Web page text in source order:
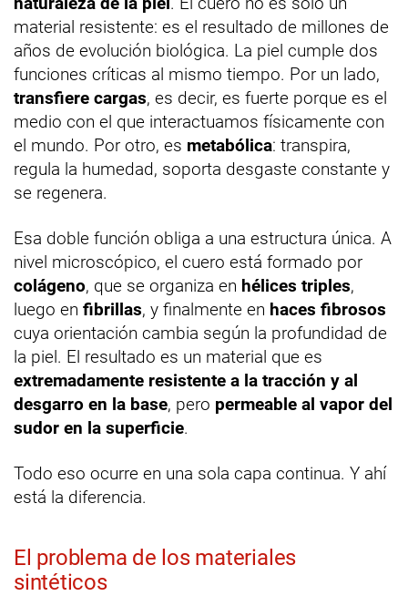
material resistente: es el resultado de millones de
años de evolución biológica. La piel cumple dos
funciones críticas al mismo tiempo. Por un lado,
transfiere cargas, es decir, es fuerte porque es el
medio con el que interactuamos físicamente con
el mundo. Por otro, es metabólica: transpira,
regula la humedad, soporta desgaste constante y
se regenera.
Esa doble función obliga a una estructura única. A
nivel microscópico, el cuero está formado por
colágeno, que se organiza en hélices triples,
luego en fibrillas, y finalmente en haces fibrosos
cuya orientación cambia según la profundidad de
la piel. El resultado es un material que es
extremadamente resistente a la tracción y al
desgarro en la base, pero permeable al vapor del
sudor en la superficie.
Todo eso ocurre en una sola capa continua. Y ahí
está la diferencia.
El problema de los materiales
sintéticos